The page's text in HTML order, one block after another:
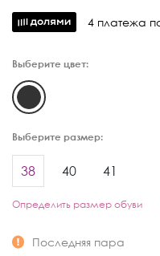
4 платежа
Выберите цвет:
Выберите размер:
38 40 41
Определить размер обуви
Последняя пара